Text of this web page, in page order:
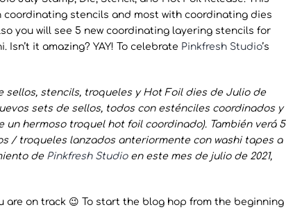
coordinating stencils and most with coordinating dies
you will see 5 new coordinating layering stencils for
it amazing? YAY! To celebrate Pinkfresh Studio’s
stencils, troqueles y Hot Foil dies de Julio de
sets de sellos, todos con esténciles coordinados y
hermoso troquel hot foil coordinado). También verá 5
/ troqueles lanzados anteriormente con washi tapes a
de Pinkfresh Studioen este mes de julio de 2021,
are on track 😉 To start the blog hop from the beginning